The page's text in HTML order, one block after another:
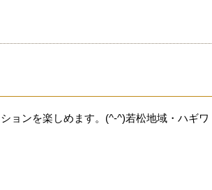
ョンを楽しめます。(^-^)若松地域・ハギワ